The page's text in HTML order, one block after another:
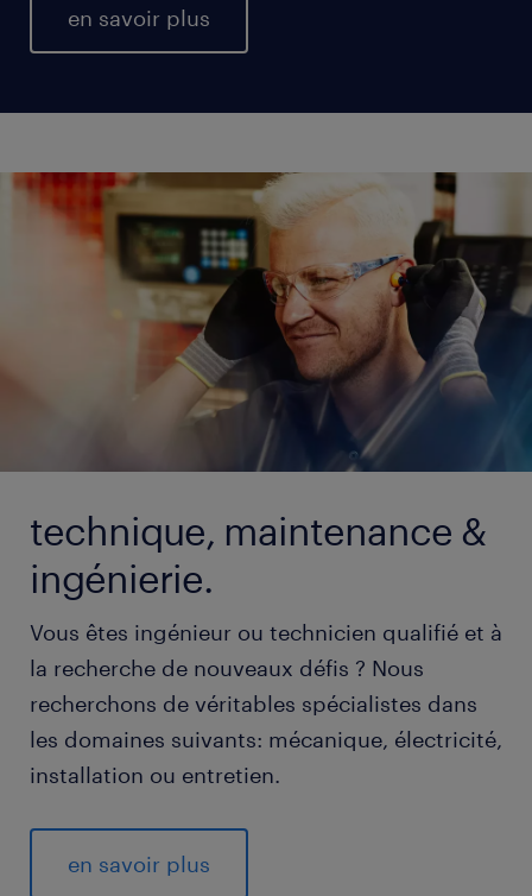
en savoir plus
technique, maintenance &
ingénierie.
Vous êtes ingénieur ou technicien qualifié et à
la recherche de nouveaux défis ? Nous
recherchons de véritables spécialistes dans
les domaines suivants: mécanique, électricité,
installation ou entretien.
en savoir plus